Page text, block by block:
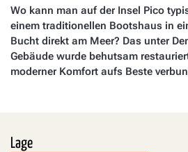
Wo kann man auf der Insel Pico
einem traditionellen Bootshaus in
Bucht direkt am Meer? Das unter
Gebäude wurde behutsam
moderner Komfort aufs Beste
Lage